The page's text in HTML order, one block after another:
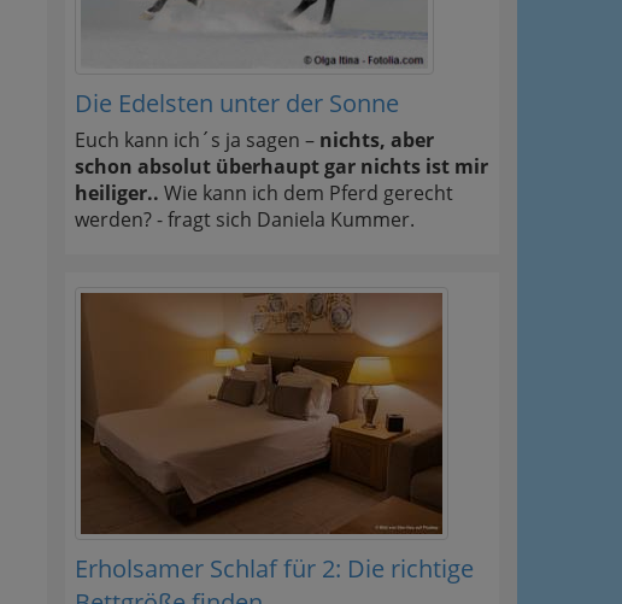
Die Edelsten unter der Sonne
Euch kann ich´s ja sagen – nichts, aber
schon absolut überhaupt gar nichts ist mir
heiliger.. Wie kann ich dem Pferd gerecht
werden? - fragt sich Daniela Kummer.
Erholsamer Schlaf für 2: Die richtige